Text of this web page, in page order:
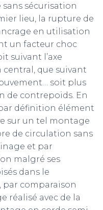
sécurisation
lieu, la rupture de
en utilisation
un facteur choc
suivant l’axe
que suivant
soit plus
de contrepoids. En
définition élément
sur un tel montage
de circulation sans
et par
malgré ses
dans le
comparaison
réalisé avec de la